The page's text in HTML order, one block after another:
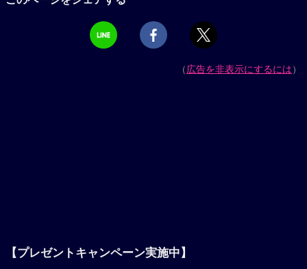
（広告を非表示にするには）
【プレゼントキャンペーン実施中】